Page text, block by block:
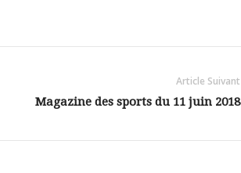
Article Suivant
Magazine des sports du 11 juin 2018